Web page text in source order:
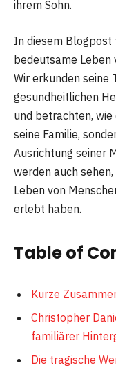
ihrem Sohn.
In diesem Blogpost
bedeutsame Leben
Wir erkunden seine
gesundheitlichen
und betrachten,
seine Familie,
Ausrichtung seiner
werden auch
Leben von
erlebt haben.
Table of
Kurze
Christopher
familiärer
Die tragische